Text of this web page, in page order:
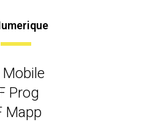
Mobile
Prog
Mapp